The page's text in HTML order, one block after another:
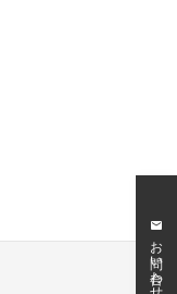
mail
お問い合わせ